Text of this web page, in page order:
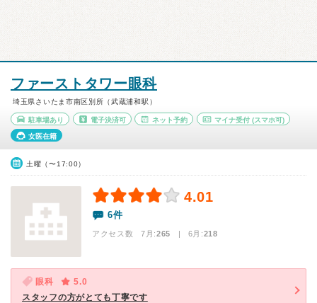
ファーストタワー眼科
埼玉県さいたま市南区別所（武蔵浦和駅）
駐車場あり 電子決済可 ネット予約 マイナ受付 (スマホ可)
女医在籍
土曜（〜17:00）
4.01
6件
アクセス数 7月:265 | 6月:218
眼科
5.0
スタッフの方がとても丁寧です